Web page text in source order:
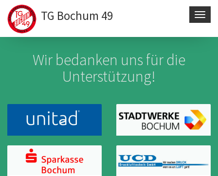
TG Bochum 49
Wir bedanken uns für die
Unterstützung!